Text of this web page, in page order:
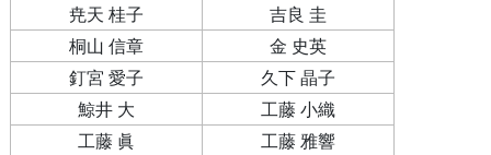
尭天 桂子
吉良 圭
桐山 信章
金 史英
釘宮 愛子
久下 晶子
鯨井 大
工藤 小織
工藤 眞
工藤 雅響